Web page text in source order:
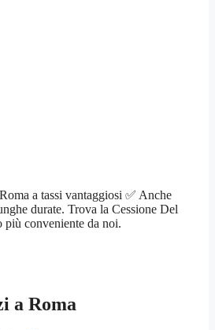
a tassi vantaggiosi ✅ Anche
durate. Trova la Cessione Del
conveniente da noi.
a Roma